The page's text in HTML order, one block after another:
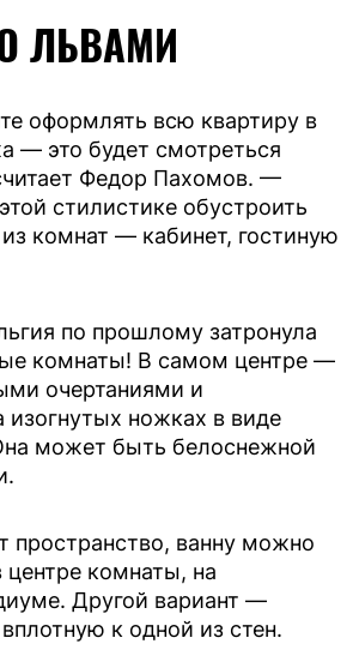
ЛЬВАМИ
оформлять всю квартиру в
— это будет смотреться
Федор Пахомов. —
стилистике обустроить
комнат — кабинет, гостиную
по прошлому затронула
комнаты! В самом центре —
очертаниями и
изогнутых ножках в виде
может быть белоснежной
пространство, ванну можно
комнаты, на
Другой вариант —
к одной из стен.